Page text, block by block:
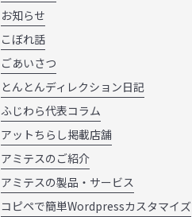
お知らせ
こぼれ話
ごあいさつ
とんとんディレクション日記
ふじわら代表コラム
アットちらし掲載店舗
アミテスのご紹介
アミテスの製品・サービス
コピペで簡単Wordpressカスタマイズ